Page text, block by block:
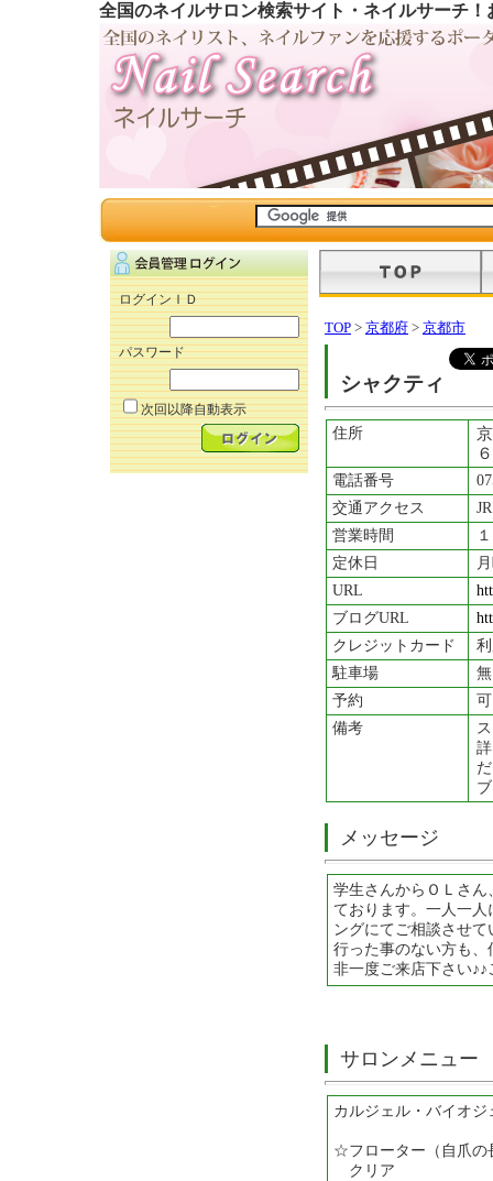
全国のネイルサロン検索サイト・ネイルサーチ
ログインＩＤ
パスワード
次回以降自動表示
TOP > 京都府 > 京都市
シャクティ
住所
電話番号
交通アクセス
営業時間
定休日
URL
ブログURL
クレジットカード
駐車場
無
予約
可
備考
メッセージ
学生さんからＯＬさ
ております。一人一
ングにてご相談させ
行った事のない方も
非一度ご来店下さい
サロンメニュー
カルジェル・バイオジ
☆フローター（自爪の
クリア ・・